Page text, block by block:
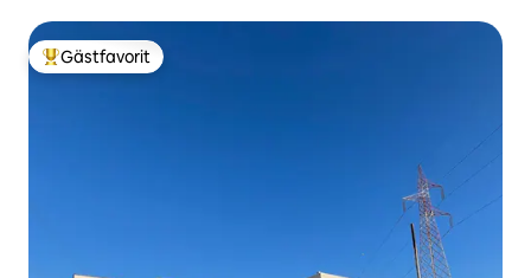
Populär gästfavorit
Gästfavorit